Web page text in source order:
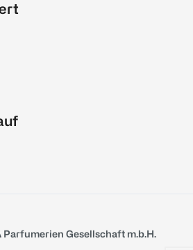
Parfumerien Gesellschaft m.b.H.